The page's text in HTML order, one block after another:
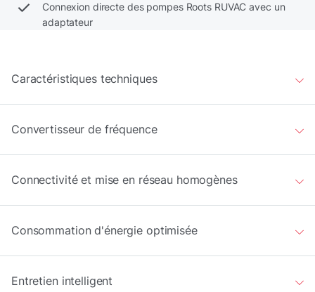
Connexion directe des pompes Roots RUVAC avec un
adaptateur
Caractéristiques techniques
Convertisseur de fréquence
Connectivité et mise en réseau homogènes
Consommation d'énergie optimisée
Entretien intelligent